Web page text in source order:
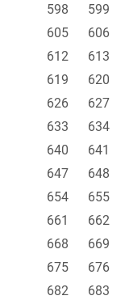
598
599
605
606
612
613
619
620
626
627
633
634
640
641
647
648
654
655
661
662
668
669
675
676
682
683